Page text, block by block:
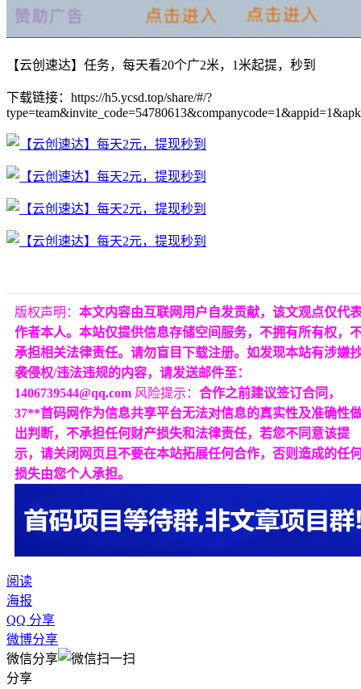
【云创速达】任务，每天看20个广2米，1米起提，秒到
下载链接：https://h5.ycsd.top/share/#/?
版权声明： 本文内容由互联网用户自发贡献，该文观点仅代
作者本人。本站仅提供信息存储空间服务，不拥有所有权，
承担相关法律责任。请勿盲目下载注册。如发现本站有涉嫌
袭侵权/违法违规的内容，请发送邮件至：
1406739544@qq.com 风险提示： 合作之前建议签订合同，
37**首码网作为信息共享平台无法对信息的真实性及准确性
出判断，不承担任何财产损失和法律责任，若您不同意该提
示，请关闭网页且不要在本站拓展任何合作，否则造成的任
损失由您个人承担。
阅读
海报
QQ 分享
微博分享
微信分享
分享